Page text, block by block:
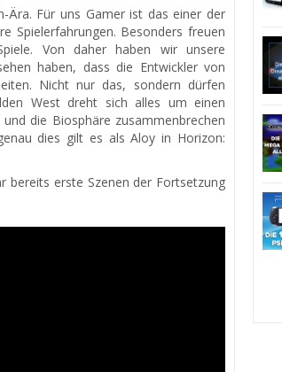
Ära. Für uns Gamer ist das einer der
Spielerfahrungen. Besonders freuen
Von daher haben wir unsere
haben, dass die Entwickler von
Nicht nur das, sondern dürfen
West dreht sich alles um einen
die Biosphäre zusammenbrechen
dies gilt es als Aloy in Horizon:
bereits erste Szenen der Fortsetzung